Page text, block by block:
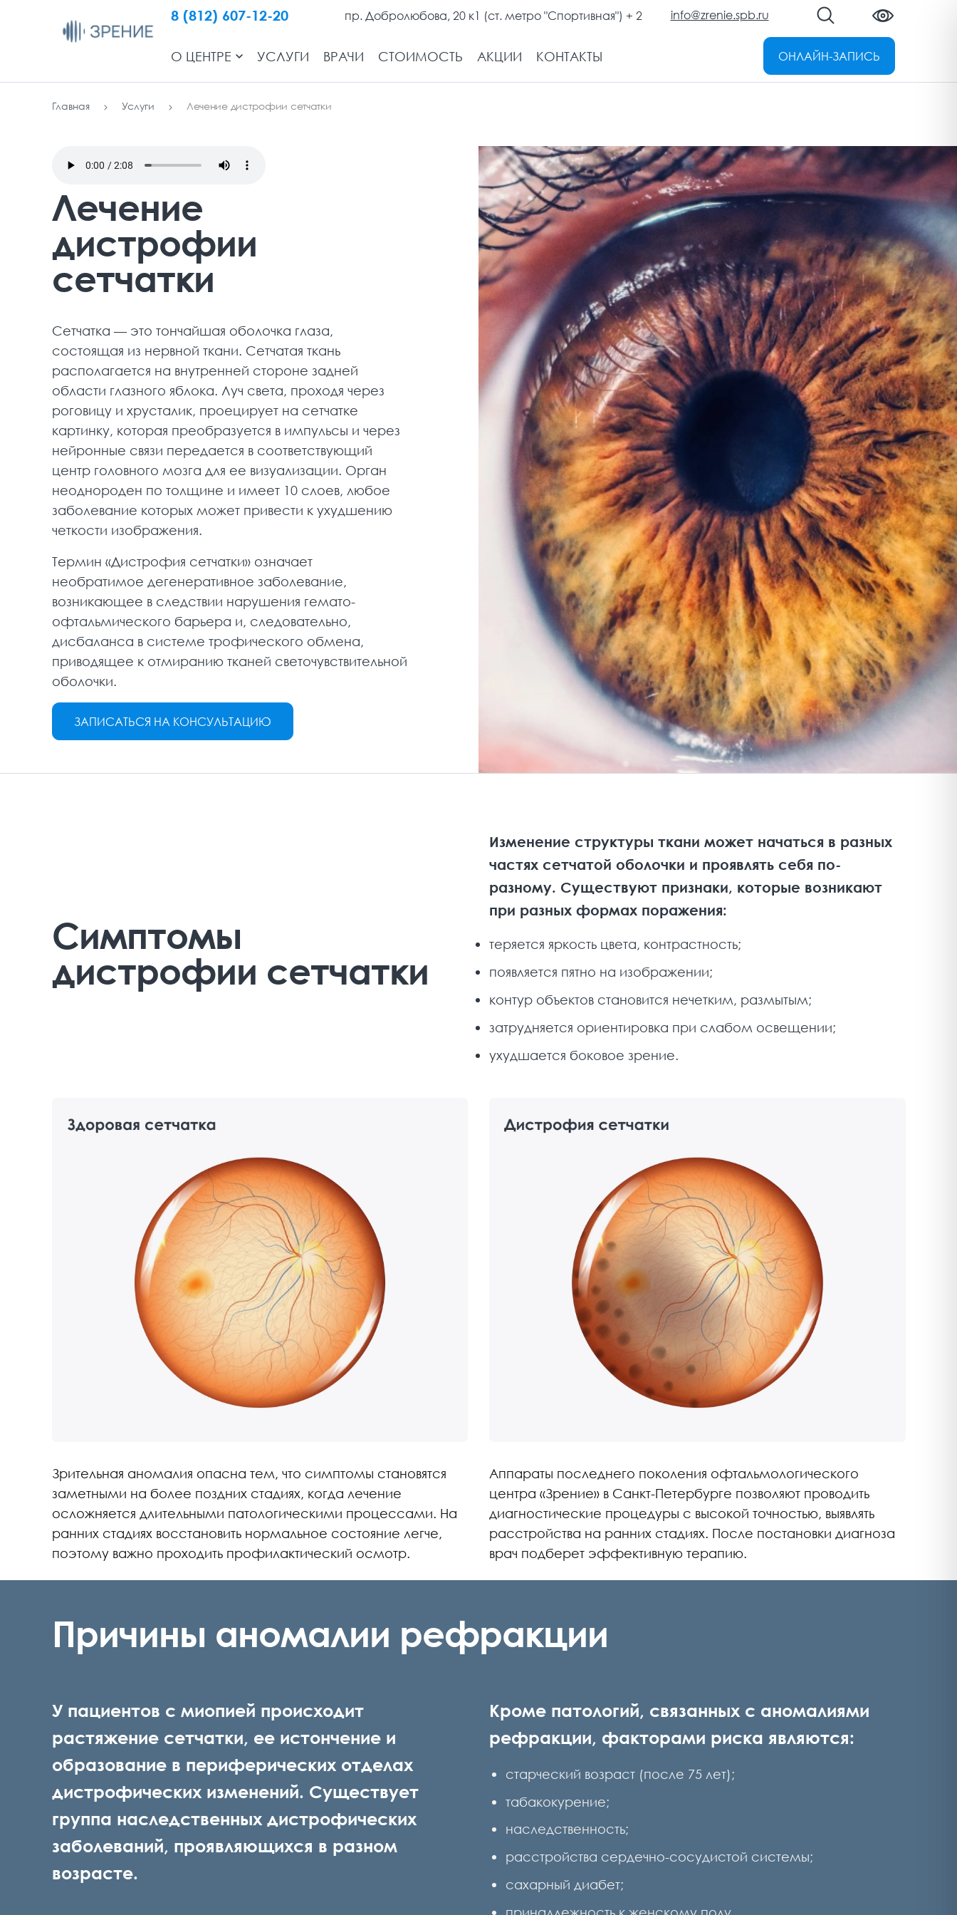
8 (812) 607-12-20 пр. Добролюбова, 20 к1 (ст. метро "Спортивная") + 2 info@zrenie.spb.ru
О ЦЕНТРЕ УСЛУГИ ВРАЧИ СТОИМОСТЬ АКЦИИ КОНТАКТЫ ОНЛАЙН-ЗАПИСЬ
Главная Услуги Лечение дистрофии сетчатки
Лечение
дистрофии
сетчатки
Сетчатка — это тончайшая оболочка глаза,
состоящая из нервной ткани. Сетчатая ткань
располагается на внутренней стороне задней
области глазного яблока. Луч света, проходя через
роговицу и хрусталик, проецирует на сетчатке
картинку, которая преобразуется в импульсы и через
нейронные связи передается в соответствующий
центр головного мозга для ее визуализации. Орган
неоднороден по толщине и имеет 10 слоев, любое
заболевание которых может привести к ухудшению
четкости изображения.
Термин «Дистрофия сетчатки» означает
необратимое дегенеративное заболевание,
возникающее в следствии нарушения гемато-
офтальмического барьера и, следовательно,
дисбаланса в системе трофического обмена,
приводящее к отмиранию тканей светочувствительной
оболочки.
ЗАПИСАТЬСЯ НА КОНСУЛЬТАЦИЮ
Симптомы
дистрофии сетчатки
Изменение структуры ткани может начаться в разных
частях сетчатой оболочки и проявлять себя по-
разному. Существуют признаки, которые возникают
при разных формах поражения:
теряется яркость цвета, контрастность;
появляется пятно на изображении;
контур объектов становится нечетким, размытым;
затрудняется ориентировка при слабом освещении;
ухудшается боковое зрение.
Зрительная аномалия опасна тем, что симптомы становятся
заметными на более поздних стадиях, когда лечение
осложняется длительными патологическими процессами. На
ранних стадиях восстановить нормальное состояние легче,
поэтому важно проходить профилактический осмотр.
Аппараты последнего поколения офтальмологического
центра «Зрение» в Санкт-Петербурге позволяют проводить
диагностические процедуры с высокой точностью, выявлять
расстройства на ранних стадиях. После постановки диагноза
врач подберет эффективную терапию.
Причины аномалии рефракции
У пациентов с миопией происходит
растяжение сетчатки, ее истончение и
образование в периферических отделах
дистрофических изменений. Существует
группа наследственных дистрофических
заболеваний, проявляющихся в разном
возрасте.
Кроме патологий, связанных с аномалиями
рефракции, факторами риска являются:
старческий возраст (после 75 лет);
табакокурение;
наследственность;
расстройства сердечно-сосудистой системы;
сахарный диабет;